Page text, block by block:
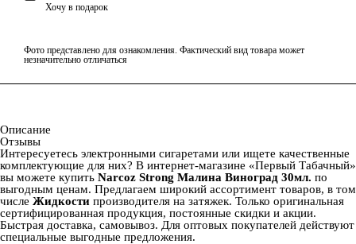
Хочу в подарок
Фото представлено для ознакомления. Фактический вид товара может
незначительно отличаться
Описание
Отзывы
Интересуетесь электронными сигаретами или ищете качественные
комплектующие для них? В интернет-магазине «Первый Табачный»
вы можете купить Narcoz Strong Малина Виноград 30мл. по
выгодным ценам. Предлагаем широкий ассортимент товаров, в том
числе Жидкости производителя на затяжек. Только оригинальная
сертифицированная продукция, постоянные скидки и акции.
Быстрая доставка, самовывоз. Для оптовых покупателей действуют
специальные выгодные предложения.